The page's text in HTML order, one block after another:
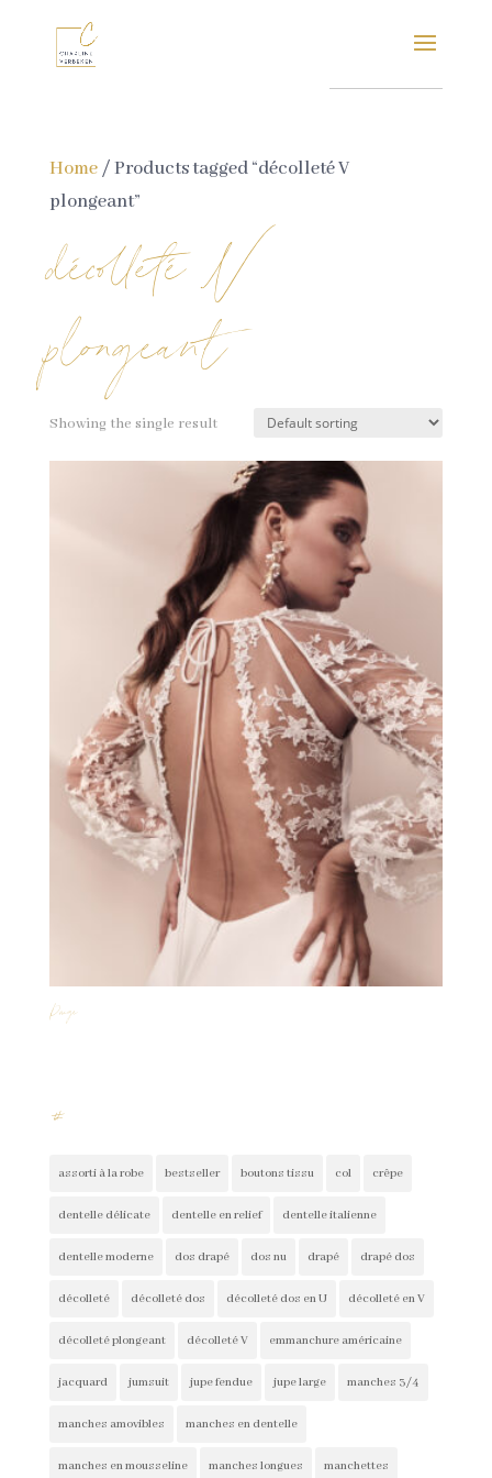
Home/ Products tagged “décolleté V
plongeant”
décolleté V
plongeant
Showing the single result
Paige
#
assorti à la robe bestseller boutons tissu col crêpe
dentelle délicate dentelle en relief dentelle italienne
dentelle moderne dos drapé dos nu drapé drapé dos
décolleté décolleté dos décolleté dos en U décolleté en V
décolleté plongeant décolleté V emmanchure américaine
jacquard jumsuit jupe fendue jupe large manches 3/4
manches amovibles manches en dentelle
manches en mousseline manches longues manchettes